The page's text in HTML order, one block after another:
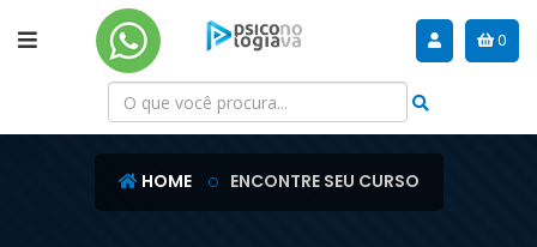
0
NOSSOS CURSOS
HOME ENCONTRE SEU CURSO